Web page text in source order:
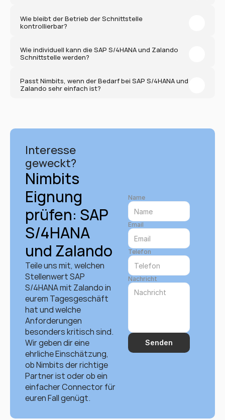
Wie bleibt der Betrieb der Schnittstelle
kontrollierbar?
Wie individuell kann die SAP S/4HANA und Zalando
Schnittstelle werden?
Passt Nimbits, wenn der Bedarf bei SAP S/4HANA und
Zalando sehr einfach ist?
Interesse
geweckt?
Nimbits
Eignung
prüfen: SAP
S/4HANA
und Zalando
Teile uns mit, welchen
Stellenwert SAP
S/4HANA mit Zalando in
eurem Tagesgeschäft
hat und welche
Anforderungen
besonders kritisch sind.
Wir geben dir eine
ehrliche Einschätzung,
ob Nimbits der richtige
Partner ist oder ob ein
einfacher Connector für
euren Fall genügt.
Name
Email
Telefon
Nachricht
Senden